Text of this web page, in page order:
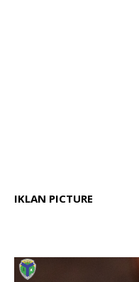
IKLAN PICTURE